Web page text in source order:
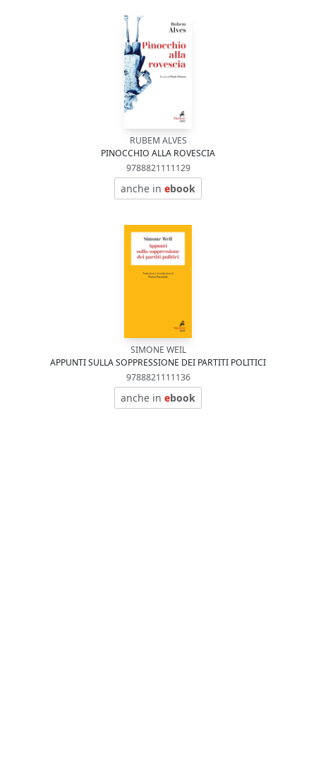
RUBEM ALVES
PINOCCHIO ALLA ROVESCIA
9788821111129
anche in ebook
SIMONE WEIL
APPUNTI SULLA SOPPRESSIONE DEI PARTITI POLITICI
9788821111136
anche in ebook